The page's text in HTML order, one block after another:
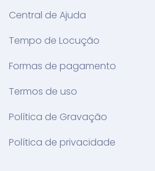
Central de Ajuda
Tempo de Locução
Formas de pagamento
Termos de uso
Política de Gravação
Política de privacidade